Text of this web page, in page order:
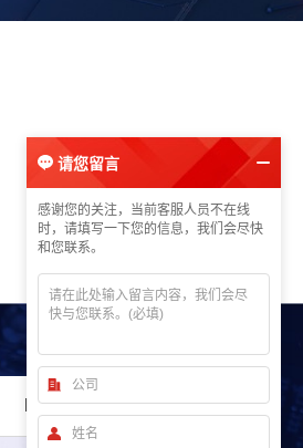
DWDM
请您留言
请您留言
感谢您的关注，当前客服人员不在线
时，请填写一下您的信息，我们会尽快
和您联系。